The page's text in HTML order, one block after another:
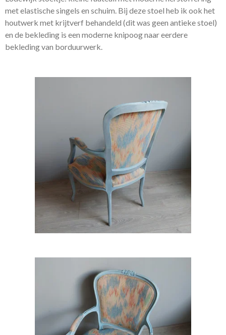
met elastische singels en schuim. Bij deze stoel heb ik ook het
houtwerk met krijtverf behandeld (dit was geen antieke stoel)
en de bekleding is een moderne knipoog naar eerdere
bekleding van borduurwerk.